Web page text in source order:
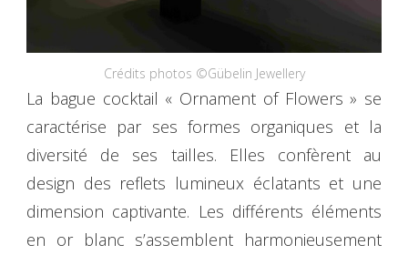
Crédits photos ©Gübelin Jewellery
La bague cocktail « Ornament of Flowers » se
caractérise par ses formes organiques et la
diversité de ses tailles. Elles confèrent au
design des reflets lumineux éclatants et une
dimension captivante. Les différents éléments
en or blanc s’assemblent harmonieusement